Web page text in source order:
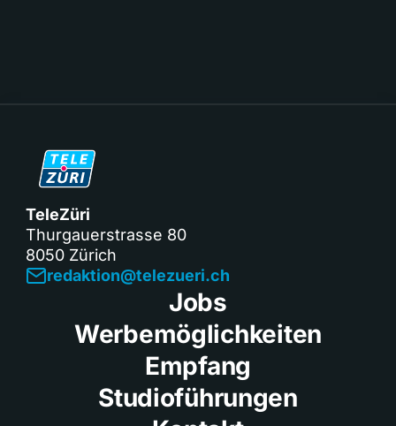
TeleZüri
Thurgauerstrasse 80
8050 Zürich
redaktion@telezueri.ch
Jobs
Werbemöglichkeiten
Empfang
Studioführungen